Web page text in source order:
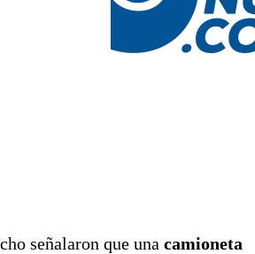
señalaron que una camioneta